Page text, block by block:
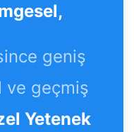
geniş
ve geçmiş
Yetenek